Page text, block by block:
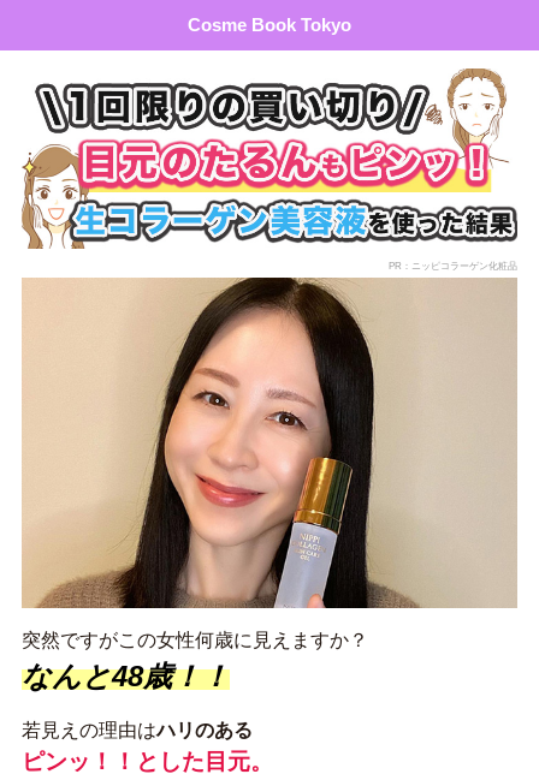
Cosme Book Tokyo
PR：ニッピコラーゲン化粧品
突然ですがこの女性何歳に見えますか？
なんと48歳！！
若見えの理由はハリのある
ピンッ！！とした目元。